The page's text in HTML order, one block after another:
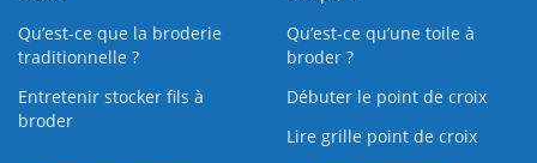
Qu’est-ce que la broderie
traditionnelle ?
Qu’est‑ce qu’une toile à
broder ?
Entretenir stocker fils à
broder
Débuter le point de croix
Lire grille point de croix